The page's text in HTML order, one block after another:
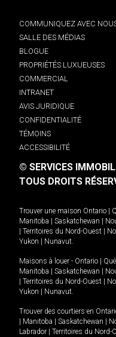
COMMUNIQUEZ AVEC
SALLE DES MÉDIAS
BLOGUE
PROPRIÉTÉS LUXUEUSES
COMMERCIAL
INTRANET
AVIS JURIDIQUE
CONFIDENTIALITÉ
TÉMOINS
ACCESSIBILITÉ
© SERVICES
TOUS DROITS
Trouver une maison Ontario
Manitoba
Saskatchewan
Territoires du Nord-Ouest
Yukon
Nunavut.
Maisons à louer - Ontario
Manitoba
Saskatchewan
Territoires du Nord-Ouest
Yukon
Nunavut.
Trouver des courtiers en
Manitoba Saskatchewan
Labrador
Territoires du Nord-